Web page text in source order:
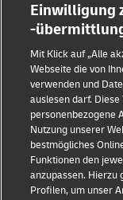
Impressum
Datenschutz &
Rechtliche Hinweise
Sicherheitshinweise
Einwilligung
-
Mit Klick auf „Alle
Webseite die von
verwenden und
auslesen darf.
personenbezogene
Nutzung unserer
bestmögliches
Funktionen den
anzupassen. Hierzu
Profilen, um unser